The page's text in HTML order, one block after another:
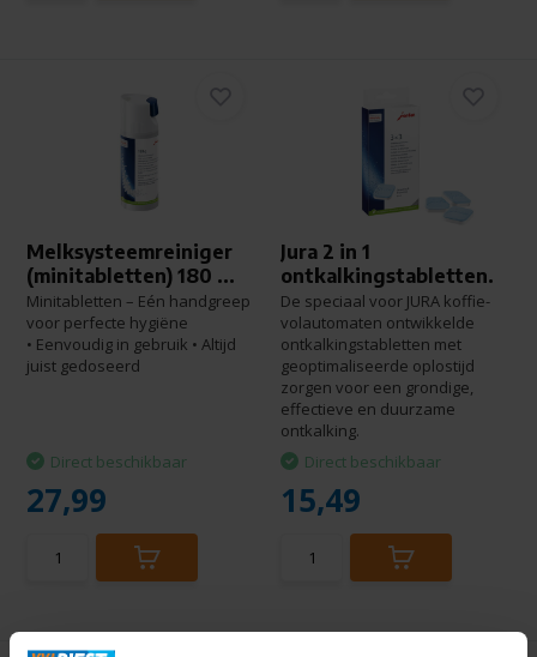
Melksysteemreiniger
(minitabletten) 180 ...
Minitabletten – Eén handgreep
voor perfecte hygiëne
• Eenvoudig in gebruik • Altijd
juist gedoseerd
Direct beschikbaar
27,99
Jura 2 in 1
ontkalkingstabletten.
De speciaal voor JURA koffie-
volautomaten ontwikkelde
ontkalkingstabletten met
geoptimaliseerde oplostijd
zorgen voor een grondige,
effectieve en duurzame
ontkalking.
Direct beschikbaar
15,49